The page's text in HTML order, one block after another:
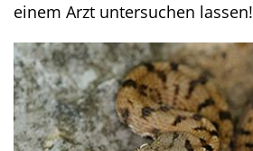
einem Arzt untersuchen lassen!